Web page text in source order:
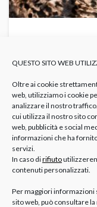
QUESTO SITO WEB
Oltre ai cookie
web, utilizziamo i cookie
analizzare il nostro
cui utilizza il nostro sito
web, pubblicità e social
informazioni che ha
servizi.
In caso dirifiuto
contenuti personalizzati.
Per maggiori informazioni
sito web, può consultare la
SCEGLIERE
Orologio Sub
Chi pratica
il tempo trascorso
dell’azione;...